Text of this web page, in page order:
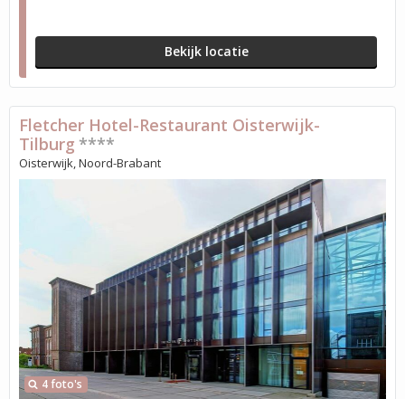
Bekijk locatie
4 foto's
Fletcher Hotel-Restaurant Oisterwijk-
Tilburg ****
Oisterwijk, Noord-Brabant